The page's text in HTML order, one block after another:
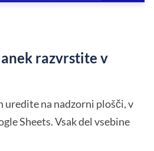
razvrstite v
uredite na nadzorni plošči, v
Sheets. Vsak del vsebine